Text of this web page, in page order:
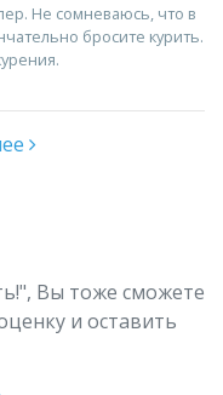
Не сомневаюсь, что в
бросите курить.
Вы тоже сможете
и оставить